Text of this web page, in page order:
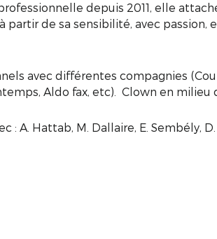
depuis 2011, elle
de sa sensibilité, avec passion,
avec différentes compagnies
Aldo fax, etc). Clown en milieu
: A. Hattab, M. Dallaire, E. Sembély,